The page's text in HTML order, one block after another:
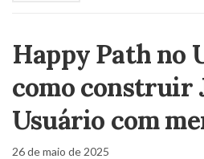
Happy Path no
como construir
Usuário com
26 de maio de 2025